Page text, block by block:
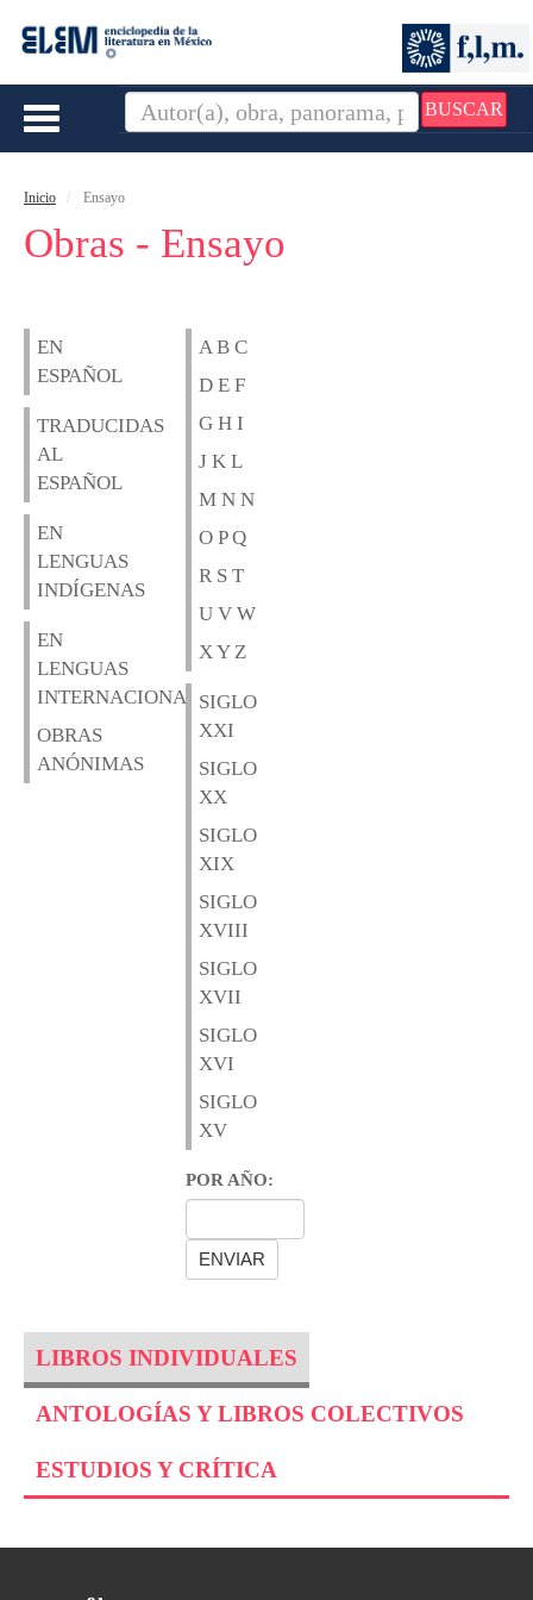
BUSCAR
Toggle
Inicio Ensayo
Obras - Ensayo
EN
ESPAÑOL
TRADUCIDAS
AL
ESPAÑOL
EN
LENGUAS
INDÍGENAS
EN
LENGUAS
INTERNACIONALES
OBRAS
ANÓNIMAS
A B C
D E F
G H I
J K L
M N N
O P Q
R S T
U V W
X Y Z
SIGLO
XXI
SIGLO
XX
SIGLO
XIX
SIGLO
XVIII
SIGLO
XVII
SIGLO
XVI
SIGLO
XV
POR AÑO:
LIBROS INDIVIDUALES
ANTOLOGÍAS Y LIBROS COLECTIVOS
ESTUDIOS Y CRÍTICA